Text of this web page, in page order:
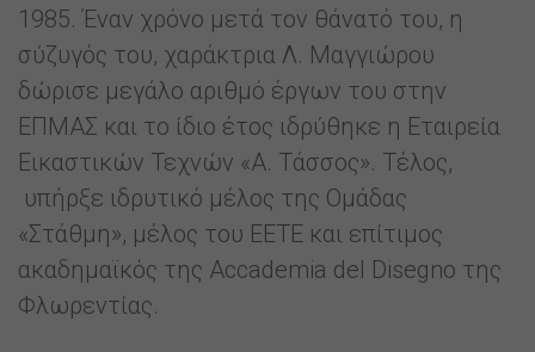
1985. Έναν χρόνο μετά τον θάνατό του, η
σύζυγός του, χαράκτρια Λ. Μαγγιώρου
δώρισε μεγάλο αριθμό έργων του στην
ΕΠΜΑΣ και το ίδιο έτος ιδρύθηκε η Εταιρεία
Εικαστικών Τεχνών «Α. Τάσσος». Τέλος,
υπήρξε ιδρυτικό μέλος της Ομάδας
«Στάθμη», μέλος του ΕΕΤΕ και επίτιμος
ακαδημαϊκός της Accademia del Disegno της
Φλωρεντίας.